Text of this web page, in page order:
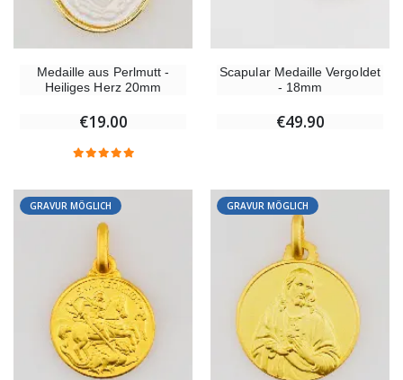
Medaille aus Perlmutt -
Heiliges Herz 20mm
€19.00
Scapular Medaille Vergoldet
- 18mm
€49.90
GRAVUR MÖGLICH GRAVUR MÖGLICH